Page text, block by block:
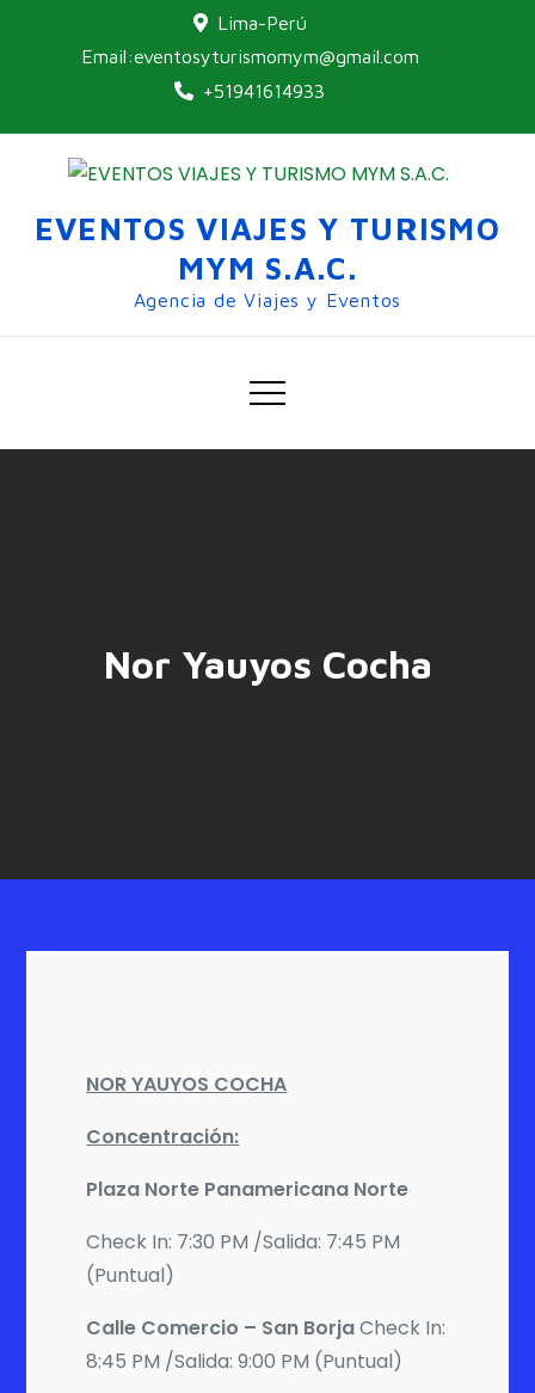
Lima-Perú
Email:eventosyturismomym@gmail.com
+51941614933
EVENTOS VIAJES Y TURISMO
MYM S.A.C.
Agencia de Viajes y Eventos
Nor Yauyos Cocha
NOR YAUYOS COCHA
Concentración:
Plaza Norte Panamericana Norte
Check In: 7:30 PM /Salida: 7:45 PM
(Puntual)
Calle Comercio – San BorjaCheck In:
8:45 PM /Salida: 9:00 PM (Puntual)